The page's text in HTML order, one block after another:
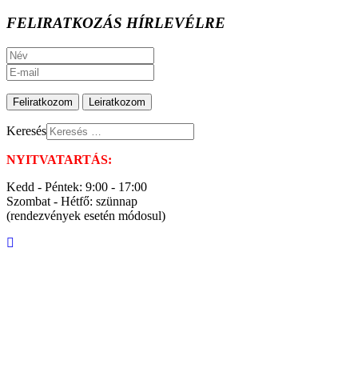
FELIRATKOZÁS HÍRLEVÉLRE
Keresés
NYITVATARTÁS:
Kedd - Péntek: 9:00 - 17:00
Szombat - Hétfő: szünnap
(rendezvények esetén módosul)